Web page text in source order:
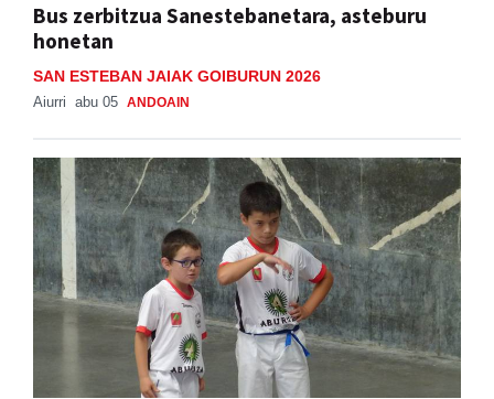
Bus zerbitzua Sanestebanetara, asteburu
honetan
SAN ESTEBAN JAIAK GOIBURUN 2026
Aiurri abu 05 ANDOAIN